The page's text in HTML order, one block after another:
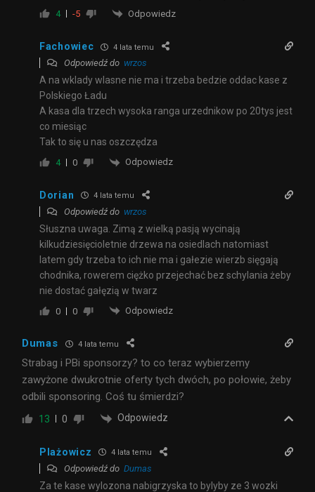
4 -5 Odpowiedz
Fachowiec 4 lata temu
Odpowiedź do wrzos
A na wklady wlasne nie ma i trzeba bedzie oddac kase z
Polskiego Ładu
A kasa dla trzech wysoka ranga urzednikow po 20tys jest
co miesiąc
Tak to się u nas oszczędza
4 0 Odpowiedz
Dorian 4 lata temu
Odpowiedź do wrzos
Słuszna uwaga. Zimą z wielką pasją wycinają
kilkudziesięcioletnie drzewa na osiedlach natomiast
latem gdy trzeba to ich nie ma i gałezie wierzb sięgają
chodnika, rowerem ciężko przejechać bez schylania żeby
nie dostać gałęzią w twarz
0 0 Odpowiedz
Dumas 4 lata temu
Strabag i PBi sponsorzy? to co teraz wybierzemy
zawyżone dwukrotnie oferty tych dwóch, po połowie, żeby
odbili sponsoring. Coś tu śmierdzi?
13 0 Odpowiedz
Plażowicz 4 lata temu
Odpowiedź do Dumas
Za te kase wylozona nabigrzyska to bylyby ze 3 wozki